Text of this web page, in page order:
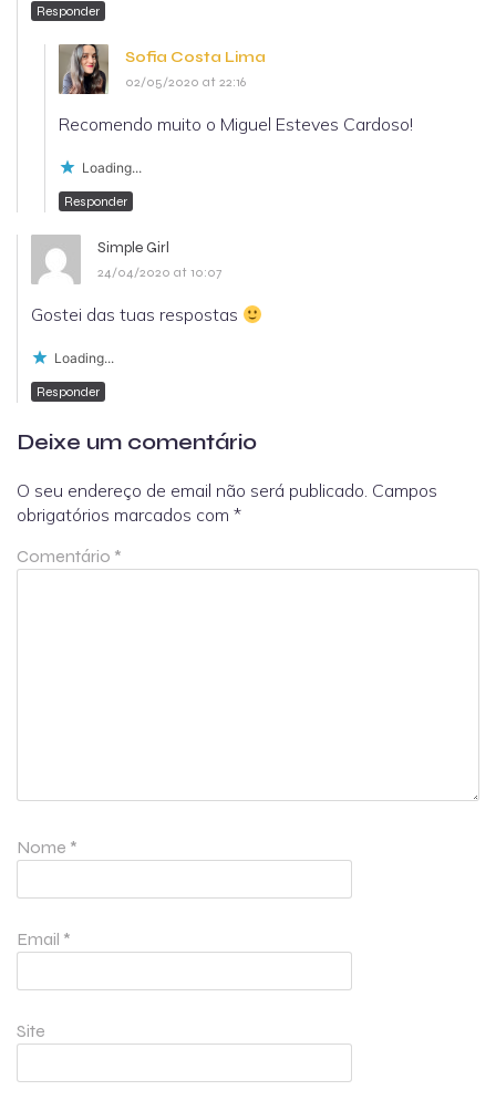
Responder
Sofia Costa Lima
02/05/2020 at 22:16
Recomendo muito o Miguel Esteves Cardoso!
Loading...
Responder
Simple Girl
24/04/2020 at 10:07
Gostei das tuas respostas
Loading...
Responder
Deixe um comentário
O seu endereço de email não será publicado. Campos
obrigatórios marcados com *
Comentário *
Nome *
Email *
Site